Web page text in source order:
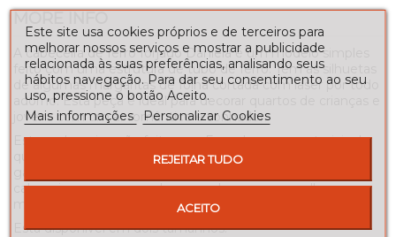
A cabeceira de ferro forjado Daniela é um modelo simples
feito com uma estrutura de tubo de ferro. Tem as silhuetas
de algumas margaritas de folha cortada com laser por todo
adorno. Esta peça é ideal para decorar quartos de crianças e
jovens com um ar romântico e sonhador.
Estas cabeceiras são feitas em Espanha com materiais de
qualidade, são pintadas e depois secas no forno, o que
cabeceira em uma ampla gama de cores e escolher a que
melhor se adapta ao quarto que você está criando.
Está disponível em dois tamanhos:
Este site usa cookies próprios e de terceiros para
melhorar nossos serviços e mostrar a publicidade
relacionada às suas preferências, analisando seus
hábitos navegação. Para dar seu consentimento ao seu
uso, pressione o botão Aceito.
Mais informações
Personalizar Cookies
REJEITAR TUDO
ACEITO